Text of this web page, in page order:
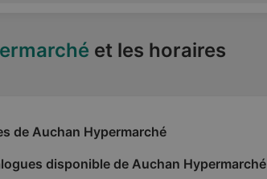
et les horaires
de Auchan Hypermarché
disponible de Auchan Hypermarché